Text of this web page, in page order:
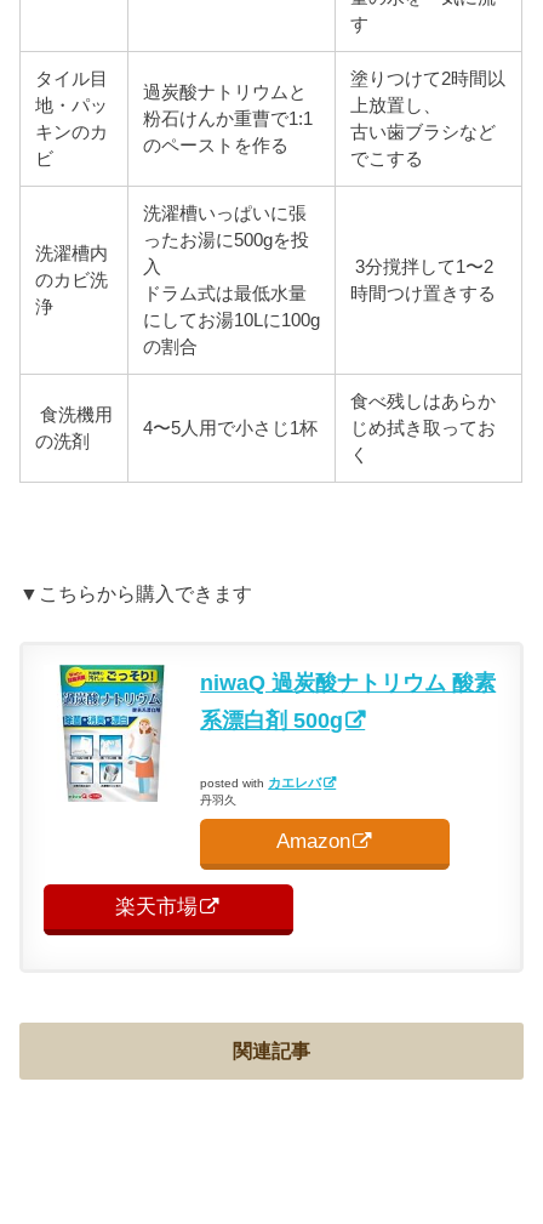
す
タイル目
地・パッ
キンのカ
ビ
過炭酸ナトリウムと
粉石けんか重曹で1:1
のペーストを作る
塗りつけて2時間以
上放置し、
古い歯ブラシなど
でこする
洗濯槽内
のカビ洗
浄
洗濯槽いっぱいに張
ったお湯に500gを投
入
ドラム式は最低水量
にしてお湯10Lに100g
の割合
3分撹拌して1〜2
時間つけ置きする
食洗機用
の洗剤
4〜5人用で小さじ1杯
食べ残しはあらか
じめ拭き取ってお
く
▼こちらから購入できます
niwaQ 過炭酸ナトリウム 酸素
系漂白剤 500g
posted with カエレバ
丹羽久
Amazon
楽天市場
関連記事